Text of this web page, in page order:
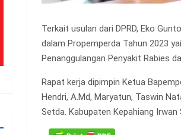
Terkait usulan dari DPRD, Eko
dalam Propemperda Tahun 2023
Penanggulangan Penyakit Rabies
Rapat kerja dipimpin Ketua
Hendri, A.Md, Maryatun, Taswin
Setda. Kabupaten Kepahiang Irwan